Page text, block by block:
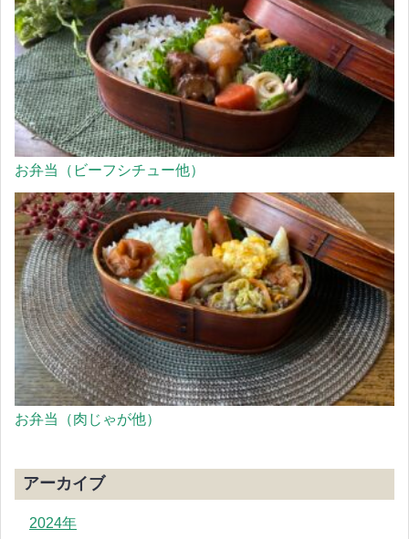
お弁当（ビーフシチュー他）
お弁当（肉じゃが他）
アーカイブ
2024年